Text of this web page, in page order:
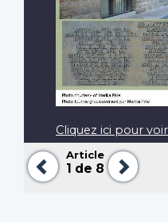
Précédent
Article
1 de 8
Cliquez ici pour